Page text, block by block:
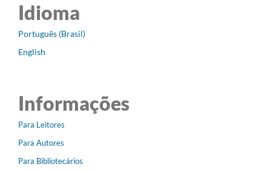
Idioma
Português (Brasil)
English
Informações
Para Leitores
Para Autores
Para Bibliotecários